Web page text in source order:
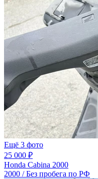
Ещё 3 фото
25 000 ₽
Honda Cabina 2000
2000 / Без пробега по РФ